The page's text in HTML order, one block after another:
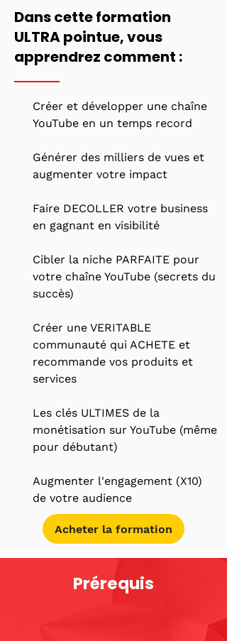
Dans cette formation
ULTRA pointue, vous
apprendrez comment :
Créer et développer une chaîne
YouTube en un temps record
Générer des milliers de vues et
augmenter votre impact
Faire DECOLLER votre business
en gagnant en visibilité
Cibler la niche PARFAITE pour
votre chaîne YouTube (secrets du
succès)
Créer une VERITABLE
communauté qui ACHETE et
recommande vos produits et
services
Les clés ULTIMES de la
monétisation sur YouTube (même
pour débutant)
Augmenter l'engagement (X10)
de votre audience
Acheter la formation
Prérequis